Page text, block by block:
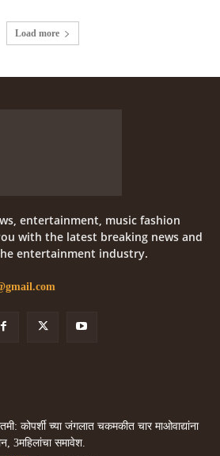
Load more
entertainment, music fashion
with the latest breaking news and
entertainment industry.
कोपर्शी च्या जंगलात चकमकीत चार माओवाद्यांना
3महिलांचा समावेश.